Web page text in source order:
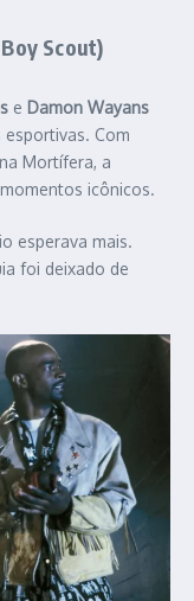
Scout)
e Damon Wayans
Com
Mortífera, a
icônicos.
esperava mais.
foi deixado de